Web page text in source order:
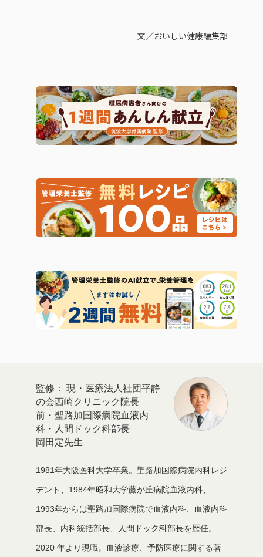
文／おいしい健康編集部
現・医療法人社団平静
の会西崎クリニック院長
前・聖路加国際病院血液内
科・人間ドック科部長
岡田定先生
1981年大阪医科大学卒業。聖路加国際病院内科レジ
デント、1984年昭和大学藤が丘病院血液内科、
1993年からは聖路加国際病院で血液内科、血液内科
部長、内科統括部長、人間ドック科部長を歴任。
2020 年より現職。血液診療、予防医療に関する著